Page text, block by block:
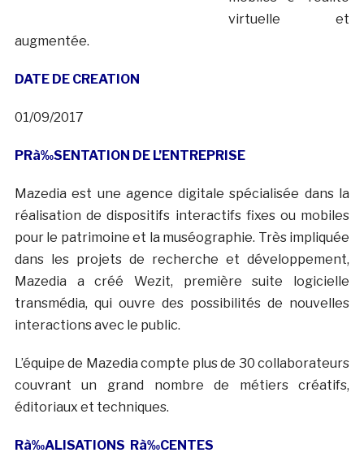
virtuelle et
augmentée.
DATE DE CREATION
01/09/2017
PRà‰SENTATION DE L’ENTREPRISE
Mazedia est une agence digitale spécialisée dans la
réalisation de dispositifs interactifs fixes ou mobiles
pour le patrimoine et la muséographie. Très impliquée
dans les projets de recherche et développement,
Mazedia a créé Wezit, première suite logicielle
transmédia, qui ouvre des possibilités de nouvelles
interactions avec le public.
L’équipe de Mazedia compte plus de 30 collaborateurs
couvrant un grand nombre de métiers créatifs,
éditoriaux et techniques.
Rà‰ALISATIONS Rà‰CENTES